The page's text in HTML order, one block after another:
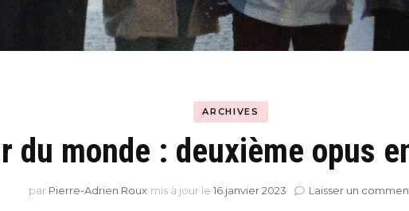
ARCHIVES
du monde : deuxième opus
par Pierre-Adrien Roux mis à jour le 16 janvier 2023 Laisser un